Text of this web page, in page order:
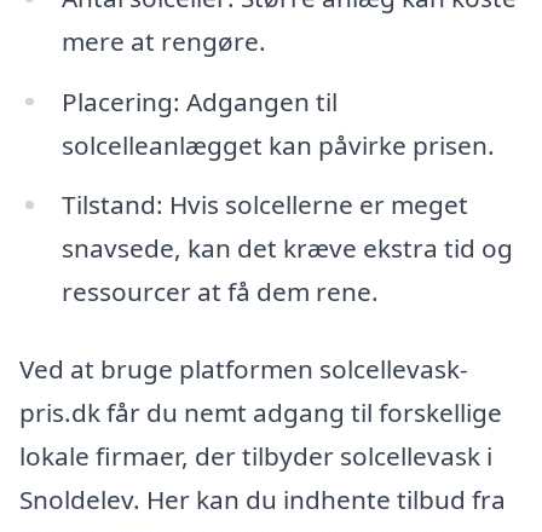
mere at rengøre.
Placering: Adgangen til
solcelleanlægget kan påvirke prisen.
Tilstand: Hvis solcellerne er meget
snavsede, kan det kræve ekstra tid og
ressourcer at få dem rene.
Ved at bruge platformen solcellevask-
pris.dk får du nemt adgang til forskellige
lokale firmaer, der tilbyder solcellevask i
Snoldelev. Her kan du indhente tilbud fra